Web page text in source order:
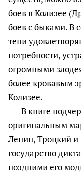
боев в Колизее
боев с быками. В
тени
потребности,
огромными
более кровавым
Колизее.
В книге
оригинальным
Ленин, Троцкий и
государство
поздними его